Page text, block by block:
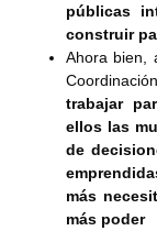
públicas
construir
Ahora bien,
trabajar
ellos las
de
más
más poder